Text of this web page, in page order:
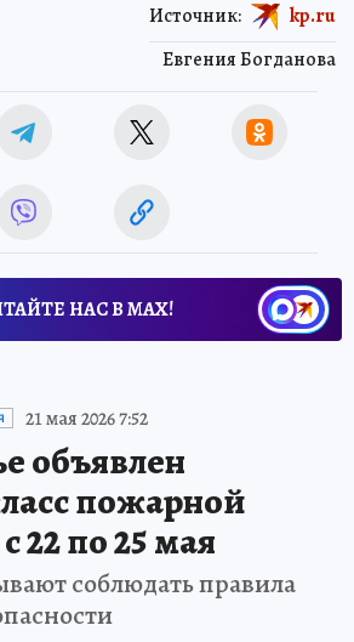
Евгения Богданова
Источник: kp.ru
НАС В МАХ!
21 мая 2026 7:52
объявлен
пожарной
22 по 25 мая
соблюдать правила